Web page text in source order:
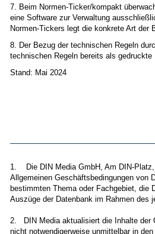
7. Beim Normen-Ticker/kompakt
eine Software zur Verwaltung
Normen-Tickers legt die konkrete Art der
8. Der Bezug der technischen Regeln
technischen Regeln bereits als
Stand: Mai 2024
1. Die DIN Media GmbH, Am DIN-Platz,
Allgemeinen Geschäftsbedingungen von
bestimmten Thema oder Fachgebiet, die
Auszüge der Datenbank im Rahmen des
2. DIN Media aktualisiert die Inhalte der
nicht notwendigerweise unmittelbar in